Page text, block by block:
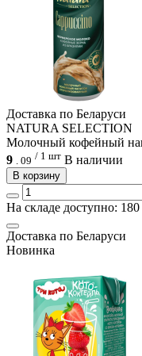
Доcтавка по Беларуси
NATURA SELECTION
Молочный кофейный
9 . 09 / 1 шт В наличии
В корзину
На складе доступно: 180
Доcтавка по Беларуси
Новинка